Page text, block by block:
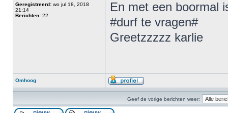
Geregistreerd: wo jul 18, 2018
21:14
Berichten: 22
En met een boormal
#durf te vragen#
Greetzzzzz karlie
Omhoog
Geef de vorige berichten weer: